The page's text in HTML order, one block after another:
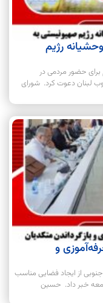
رژیم
برای حضور مردمی در
لبنان دعوت کرد. شورای
و
از ایجاد فضایی مناسب
خبر داد. حسین